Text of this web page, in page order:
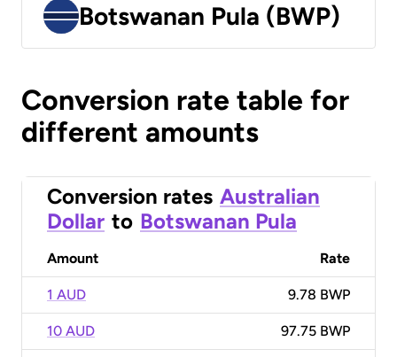
Botswanan Pula (BWP)
Conversion rate table for
different amounts
Conversion rates Australian
Dollar to Botswanan Pula
Amount Rate
1 AUD 9.78 BWP
10 AUD 97.75 BWP